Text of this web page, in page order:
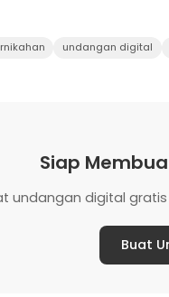
undangan digital
Siap
undangan digital
Buat